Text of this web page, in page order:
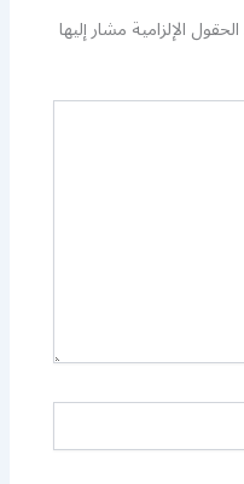
الحقول الإلزامية مشار إليها